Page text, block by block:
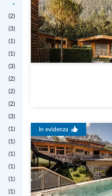
-
(2)
(3)
(1)
(1)
(3)
(2)
(2)
(2)
(3)
(1)
(1)
(1)
(1)
(1)
(1)
In evidenza